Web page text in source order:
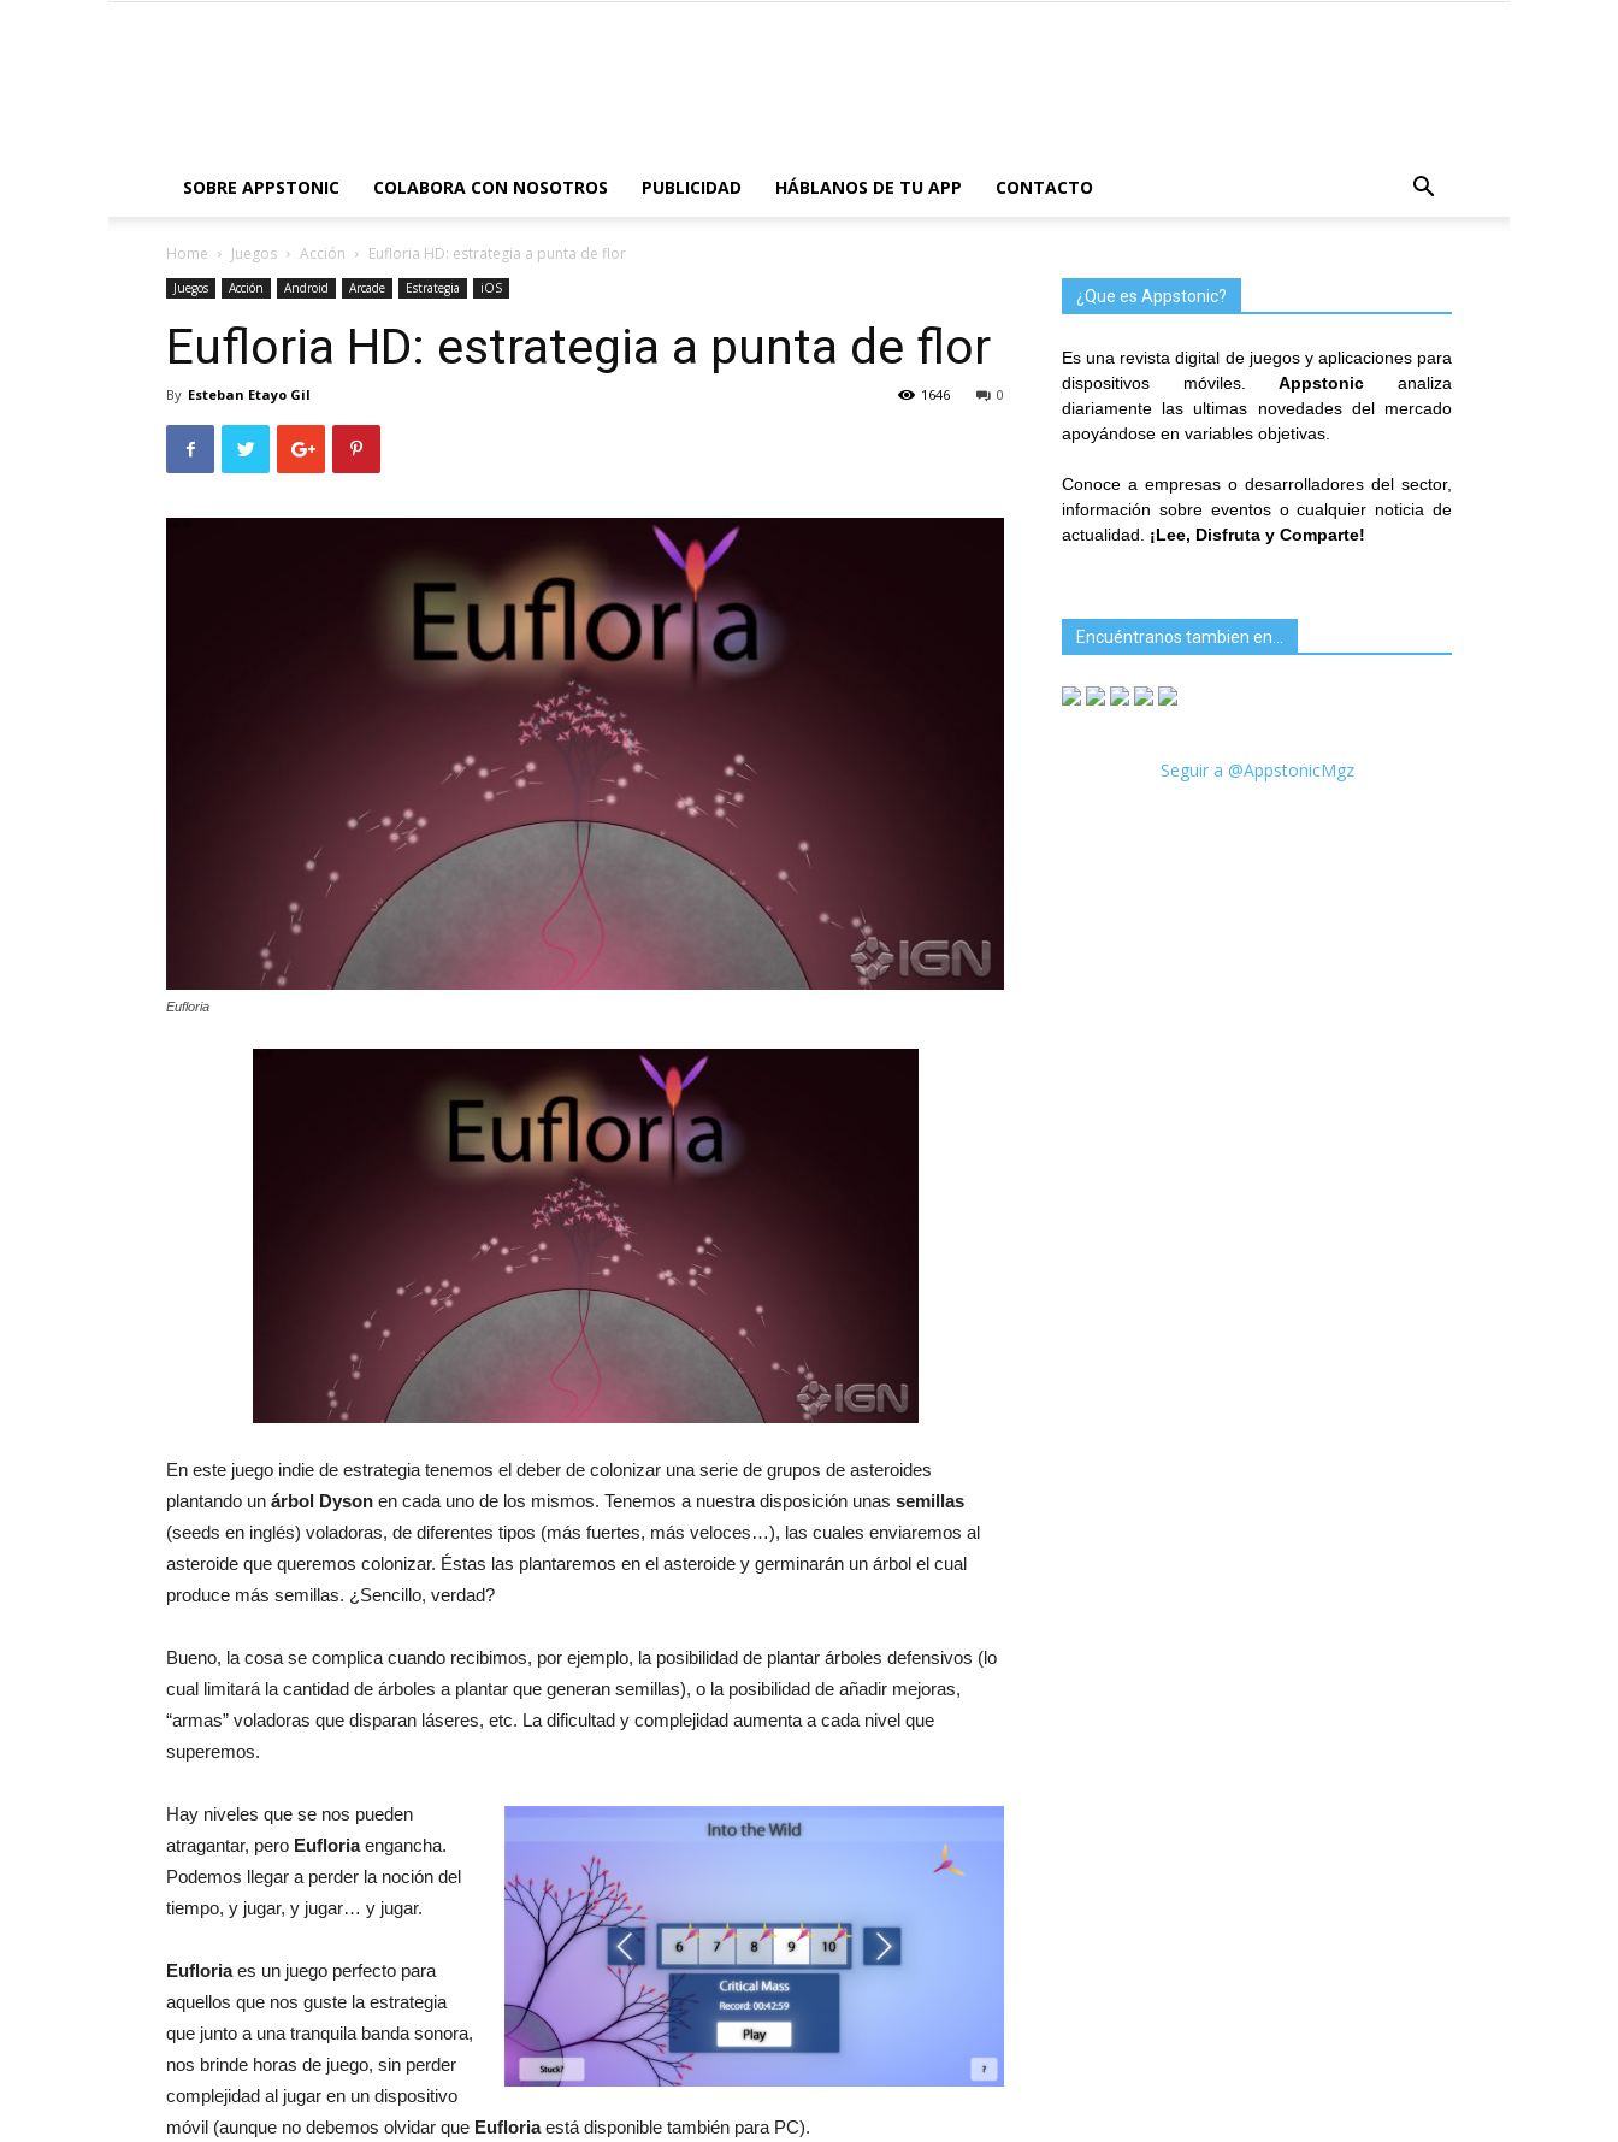
SOBRE APPSTONIC COLABORA CON NOSOTROS PUBLICIDAD HÁBLANOS DE TU APP CONTACTO
Home Juegos Acción Eufloria HD: estrategia a punta de flor
Juegos Acción Android Arcade Estrategia iOS
Eufloria HD: estrategia a punta de flor
By Esteban Etayo Gil 0
1646
Eufloria
En este juego indie de estrategia tenemos el deber de colonizar una serie de grupos de asteroides
plantando un árbol Dyson en cada uno de los mismos. Tenemos a nuestra disposición unas semillas
(seeds en inglés) voladoras, de diferentes tipos (más fuertes, más veloces…), las cuales enviaremos al
asteroide que queremos colonizar. Éstas las plantaremos en el asteroide y germinarán un árbol el cual
produce más semillas. ¿Sencillo, verdad?
Bueno, la cosa se complica cuando recibimos, por ejemplo, la posibilidad de plantar árboles defensivos (lo
cual limitará la cantidad de árboles a plantar que generan semillas), o la posibilidad de añadir mejoras,
“armas” voladoras que disparan láseres, etc. La dificultad y complejidad aumenta a cada nivel que
superemos.
Hay niveles que se nos pueden
atragantar, pero Eufloriaengancha.
Podemos llegar a perder la noción del
tiempo, y jugar, y jugar… y jugar.
Eufloriaes un juego perfecto para
aquellos que nos guste la estrategia
que junto a una tranquila banda sonora,
nos brinde horas de juego, sin perder
complejidad al jugar en un dispositivo
móvil (aunque no debemos olvidar que Eufloriaestá disponible también para PC).
¿Que es Appstonic?
Es una revista digital de juegos y aplicaciones para
dispositivos móviles.Appstonic analiza
diariamente las ultimas novedades del mercado
apoyándose en variables objetivas.
Conoce a empresas o desarrolladores del sector,
información sobre eventos o cualquier noticia de
actualidad. ¡Lee, Disfruta y Comparte!
Encuéntranos tambien en…
Seguir a @AppstonicMgz